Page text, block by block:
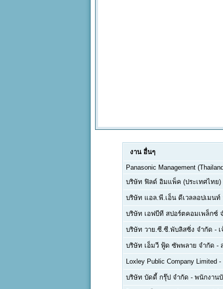
งาน อื่นๆ
Panasonic Management
บริษัท ฟิลด์ อิมแพ็ค (ประเทศไทย)
บริษัท แอล.พี.เอ็น ดีเวลลอปเมน
บริษัท เอฟบีที สปอร์ตคอมเพล็กซ์
บริษัท วาย.ซี.ซี.พับลิสซิ่ง จำกัด -
บริษัท เอ็มวี ฟู้ด ซัพพลาย จำกัด -
Loxley Public Company Limited -
บริษัท บัดดี้ กรุ๊ป จำกัด - พนักงาน